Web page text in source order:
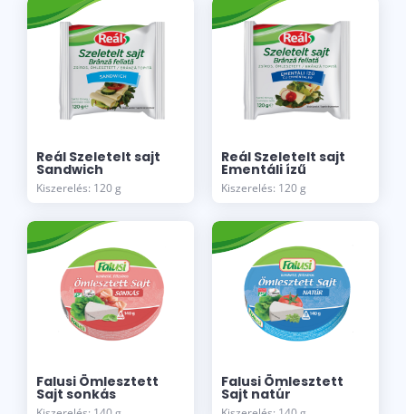
Reál Szeletelt sajt
Sandwich
Kiszerelés: 120 g
Reál Szeletelt sajt
Ementáli ízű
Kiszerelés: 120 g
Falusi Ömlesztett
Sajt sonkás
Falusi Ömlesztett
Sajt natúr